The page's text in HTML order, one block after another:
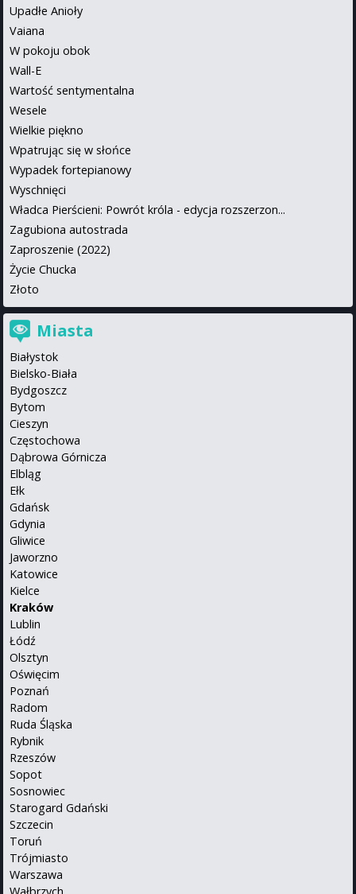
Upadłe Anioły
Vaiana
W pokoju obok
Wall-E
Wartość sentymentalna
Wesele
Wielkie piękno
Wpatrując się w słońce
Wypadek fortepianowy
Wyschnięci
Władca Pierścieni: Powrót króla - edycja rozszerzon...
Zagubiona autostrada
Zaproszenie (2022)
Życie Chucka
Złoto
Miasta
Białystok
Bielsko-Biała
Bydgoszcz
Bytom
Cieszyn
Częstochowa
Dąbrowa Górnicza
Elbląg
Ełk
Gdańsk
Gdynia
Gliwice
Jaworzno
Katowice
Kielce
Kraków
Lublin
Łódź
Olsztyn
Oświęcim
Poznań
Radom
Ruda Śląska
Rybnik
Rzeszów
Sopot
Sosnowiec
Starogard Gdański
Szczecin
Toruń
Trójmiasto
Warszawa